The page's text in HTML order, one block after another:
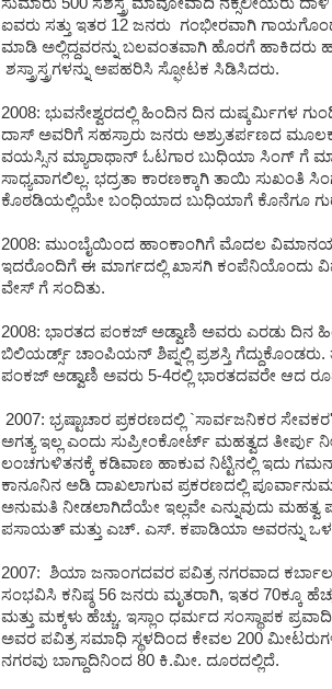
ಐವರು ಸತ್ತು ಇತರ 12 ಜನರು ಗಂಭೀರವಾಗಿ
ಮಾಡಿ ಅಲ್ಲಿದ್ದವರನ್ನು ಬಲವಂತವಾಗಿ ಹೊರಗೆ ಹಾಕಿದರು
ಶಸ್ತ್ರಾಸ್ತ್ರಗಳನ್ನು ಅಪಹರಿಸಿ ಸ್ಫೋಟಕ ಸಿಡಿಸಿದರು.
2008: ಭುವನೇಶ್ವರದಲ್ಲಿ ಹಿಂದಿನ ದಿನ ದುಷ್ಕರ್ಮಿಗಳ
ದಾಸ್ ಅವರಿಗೆ ಸಹಸ್ರಾರು ಜನರು ಅಶ್ರುತರ್ಪಣದ
ವಯಸ್ಸಿನ ಮ್ಯಾರಾಥಾನ್ ಓಟಗಾರ ಬುಧಿಯಾ ಸಿಂಗ್ ಗೆ
ಸಾಧ್ಯವಾಗಲಿಲ್ಲ. ಭದ್ರತಾ ಕಾರಣಕ್ಕಾಗಿ ತಾಯಿ ಸುಖಂತಿ
ಕೊಠಡಿಯಲ್ಲಿಯೇ ಬಂಧಿಯಾದ ಬುಧಿಯಾಗೆ ಕೊನೆಗೂ
2008: ಮುಂಬೈಯಿಂದ ಹಾಂಕಾಂಗಿಗೆ ಮೊದಲ
ಇದರೊಂದಿಗೆ ಈ ಮಾರ್ಗದಲ್ಲಿ ಖಾಸಗಿ ಕಂಪೆನಿಯೊಂದು
ವೇಸ್ ಗೆ ಸಂದಿತು.
2008: ಭಾರತದ ಪಂಕಜ್ ಅಡ್ವಾಣಿ ಅವರು ಎರಡು ದಿನ
ಬಿಲಿಯರ್ಡ್ಸ್ ಚಾಂಪಿಯನ್ ಶಿಪ್ನಲ್ಲಿ ಪ್ರಶಸ್ತಿ
ಪಂಕಜ್ ಅಡ್ವಾಣಿ ಅವರು 5-4ರಲ್ಲಿ ಭಾರತದವರೇ ಆದ
2007: ಭ್ರಷ್ಟಾಚಾರ ಪ್ರಕರಣದಲ್ಲಿ `ಸಾರ್ವಜನಿಕರ
ಅಗತ್ಯ ಇಲ್ಲ ಎಂದು ಸುಪ್ರೀಂಕೋರ್ಟ್ ಮಹತ್ವದ ತೀರ್ಪು
ಲಂಚಗುಳಿತನಕ್ಕೆ ಕಡಿವಾಣ ಹಾಕುವ ನಿಟ್ಟಿನಲ್ಲಿ ಇದು
ಕಾನೂನಿನ ಅಡಿ ದಾಖಲಾಗುವ ಪ್ರಕರಣದಲ್ಲಿ
ಅನುಮತಿ ನೀಡಲಾಗಿದೆಯೇ ಇಲ್ಲವೇ ಎನ್ನುವುದು
ಪಸಾಯತ್ ಮತ್ತು ಎಚ್. ಎಸ್. ಕಪಾಡಿಯಾ ಅವರನ್ನು
2007: ಶಿಯಾ ಜನಾಂಗದವರ ಪವಿತ್ರ ನಗರವಾದ
ಸಂಭವಿಸಿ ಕನಿಷ್ಠ 56 ಜನರು ಮೃತರಾಗಿ, ಇತರ 70ಕ್ಕೂ
ಮತ್ತು ಮಕ್ಕಳು ಹೆಚ್ಚು. ಇಸ್ಲಾಂ ಧರ್ಮದ ಸಂಸ್ಥಾಪಕ
ಅವರ ಪವಿತ್ರ ಸಮಾಧಿ ಸ್ಥಳದಿಂದ ಕೇವಲ 200
ನಗರವು ಬಾಗ್ದಾದಿನಿಂದ 80 ಕಿ.ಮೀ. ದೂರದಲ್ಲಿದೆ.